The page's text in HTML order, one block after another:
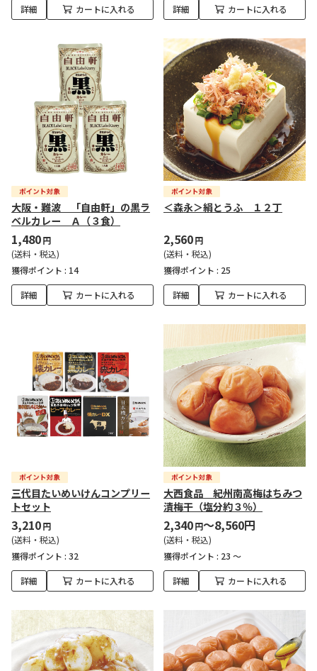
詳細 カートに入れる 詳細 カートに入れる
大阪・難波 「自由軒」の黒ラ
ベルカレー Ａ（３食）
1,480円
(送料・税込)
獲得ポイント : 14
詳細 カートに入れる
＜森永＞絹とうふ １２丁
2,560円
(送料・税込)
獲得ポイント : 25
詳細 カートに入れる
三代目たいめいけんコンプリー
トセット
3,210円
(送料・税込)
獲得ポイント : 32
詳細 カートに入れる
大西食品 紀州南高梅はちみつ
漬梅干（塩分約３％）
2,340円～8,560円
(送料・税込)
獲得ポイント : 23 ～
詳細 カートに入れる